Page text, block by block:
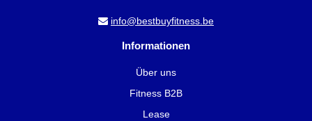
info@bestbuyfitness.be
Informationen
Über uns
Fitness B2B
Lease